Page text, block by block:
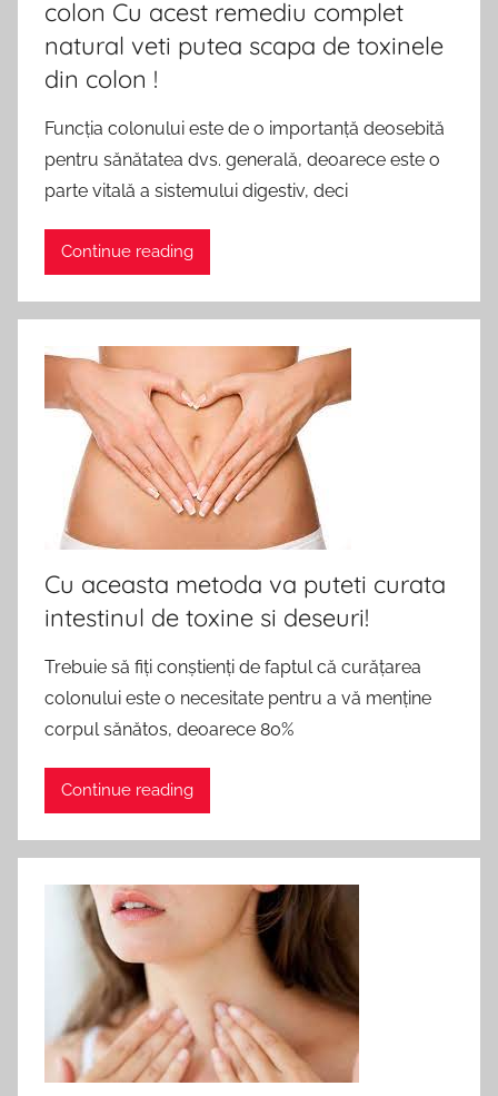
colon Cu acest remediu complet
natural veti putea scapa de toxinele
din colon !
Funcția colonului este de o importanță deosebită
pentru sănătatea dvs. generală, deoarece este o
parte vitală a sistemului digestiv, deci
Continue reading
Cu aceasta metoda va puteti curata
intestinul de toxine si deseuri!
Trebuie să fiți conștienți de faptul că curățarea
colonului este o necesitate pentru a vă menține
corpul sănătos, deoarece 80%
Continue reading